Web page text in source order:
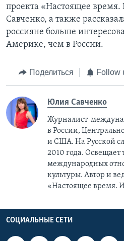
проекта «Настоящее
Савченко, а также
россияне больше
Америке, чем в России.
Поделиться Follow
Юлия Савченко
Журналист-
в России,
и США. На Русской
2010 года.
международных
культуры. Автор и
«Настоящее время.
СОЦИАЛЬНЫЕ СЕТИ